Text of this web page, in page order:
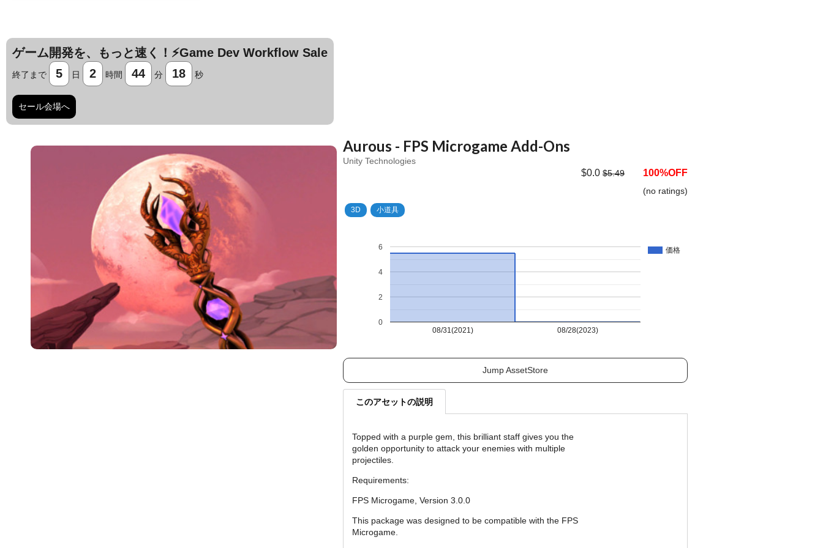
ゲーム開発を、もっと速く！⚡️Game Dev Workflow Sale
終了まで 5 日 2 時間 44 分 17 秒
セール会場へ
Aurous - FPS Microgame Add-Ons
Unity Technologies
$0.0$5.49 100%OFF
(no ratings)
3D 小道具
価格
08/31(2021) 08/28(2023)
0
2
4
6
Jump AssetStore
このアセットの説明
Topped with a purple gem, this brilliant staff gives you the
golden opportunity to attack your enemies with multiple
projectiles.
Requirements:
FPS Microgame, Version 3.0.0
This package was designed to be compatible with the FPS
Microgame.